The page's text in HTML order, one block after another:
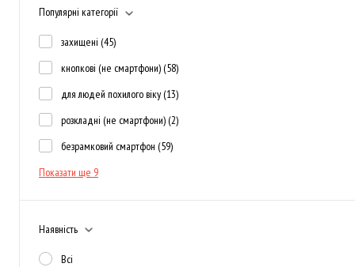
Популярні категорії
захищені (45)
кнопкові (не смартфони) (58)
для людей похилого віку (13)
розкладні (не смартфони) (2)
безрамковий смартфон (59)
Показати ще 9
Наявність
Всі